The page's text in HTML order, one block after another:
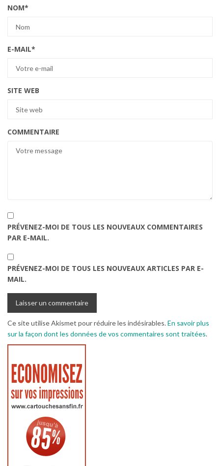
NOM*
E-MAIL*
SITE WEB
COMMENTAIRE
PRÉVENEZ-MOI DE TOUS LES NOUVEAUX COMMENTAIRES
PAR E-MAIL.
PRÉVENEZ-MOI DE TOUS LES NOUVEAUX ARTICLES PAR E-
MAIL.
Ce site utilise Akismet pour réduire les indésirables.En savoir plus
sur la façon dont les données de vos commentaires sont traitées.